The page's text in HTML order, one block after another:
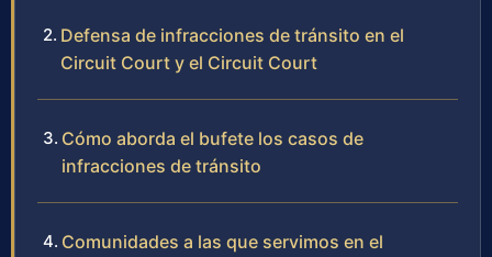
Defensa de infracciones de tránsito en el
Circuit Court y el Circuit Court
Cómo aborda el bufete los casos de
infracciones de tránsito
Comunidades a las que servimos en el